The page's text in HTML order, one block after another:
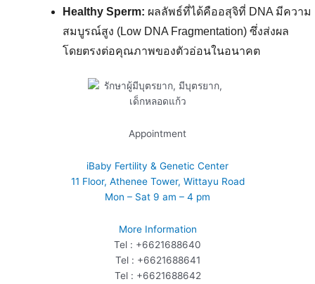
Healthy Sperm: ผลลัพธ์ที่ได้คืออสุจิที่ DNA มีความ
สมบูรณ์สูง (Low DNA Fragmentation) ซึ่งส่งผล
โดยตรงต่อคุณภาพของตัวอ่อนในอนาคต
Appointment
iBaby Fertility & Genetic Center
11 Floor, Athenee Tower, Wittayu Road
Mon – Sat 9 am – 4 pm
More Information
Tel : +6621688640
Tel : +6621688641
Tel : +6621688642